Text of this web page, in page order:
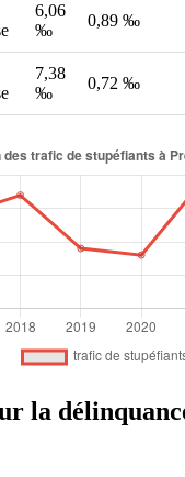
6,06
‰
0,89 ‰
7,38
‰
0,72 ‰
la